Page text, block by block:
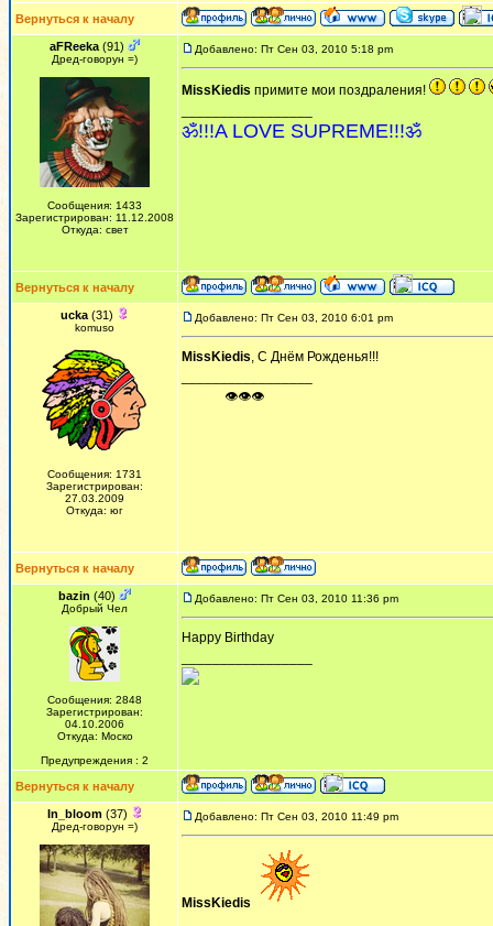
Вернуться к началу
aFReeka (91)
Дред-говорун =)
Сообщения: 1433
Зарегистрирован: 11.12.2008
Откуда: свет
Добавлено: Пт Сен 03, 2010 5:18 pm
MissKiedis примите мои поздраления!
ॐ!!!A LOVE SUPREME!!!ॐ
Вернуться к началу
ucka (31)
komuso
Сообщения: 1731
Зарегистрирован:
27.03.2009
Откуда: юг
Добавлено: Пт Сен 03, 2010 6:01 pm
MissKiedis, С Днём Рожденья!!!
ᅠ ᅠ ᅠ👁👁👁
Вернуться к началу
bazin (40)
Добрый Чел
Сообщения: 2848
Зарегистрирован:
04.10.2006
Откуда: Моско
Предупреждения : 2
Добавлено: Пт Сен 03, 2010 11:36 pm
Happy Birthday
Вернуться к началу
In_bloom(37)
Дред-говорун =)
Добавлено: Пт Сен 03, 2010 11:49 pm
MissKiedis